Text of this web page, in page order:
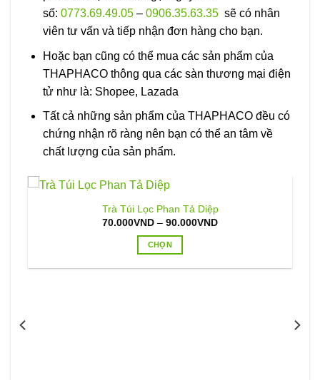
số: 0773.69.49.05– 0906.35.63.35 sẽ có nhân
viên tư vấn và tiếp nhận đơn hàng cho bạn.
Hoặc bạn cũng có thể mua các sản phẩm của
THAPHACO thông qua các sàn thương mại điện
tử như là: Shopee, Lazada
Tất cả những sản phẩm của THAPHACO đều có
chứng nhận rõ ràng nên bạn có thể an tâm về
chất lượng của sản phẩm.
Trà Túi Lọc Phan Tả Diệp
70.000VND – 90.000VNDKhoảng
90.000VND
CHỌN